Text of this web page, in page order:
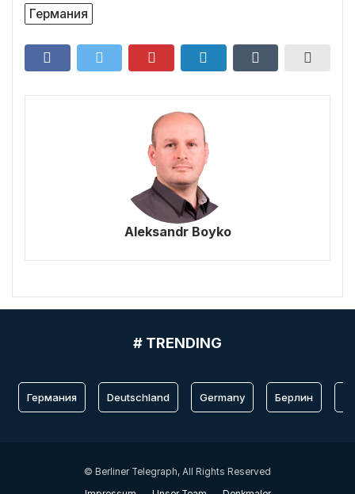
Германия
Aleksandr Boyko
# TRENDING
Германия Deutschland Germany Берлин
© Berliner Telegraph, All Rights Reserved